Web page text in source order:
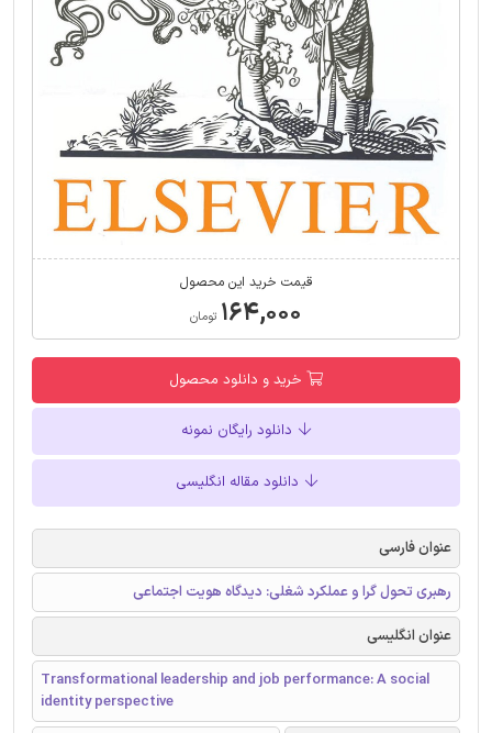
قیمت خرید این محصول
۱۶۴,۰۰۰ تومان
خرید و دانلود محصول
دانلود رایگان نمونه
دانلود مقاله انگلیسی
عنوان فارسی
رهبری تحول گرا و عملکرد شغلی: دیدگاه هویت اجتماعی
عنوان انگلیسی
Transformational leadership and job performance: A social
identity perspective